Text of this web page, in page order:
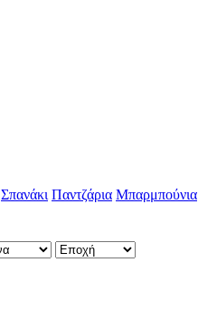
Σπανάκι Παντζάρια Μπαρμπούνια